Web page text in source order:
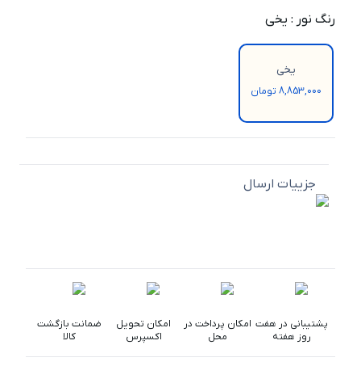
رنگ نور : یخی
یخی
8,853,000 تومان
جزییات ارسال
پشتیبانی در هفت
روز هفته
امکان پرداخت در
محل
امکان تحویل
اکسپرس
ضمانت بازگشت
کالا